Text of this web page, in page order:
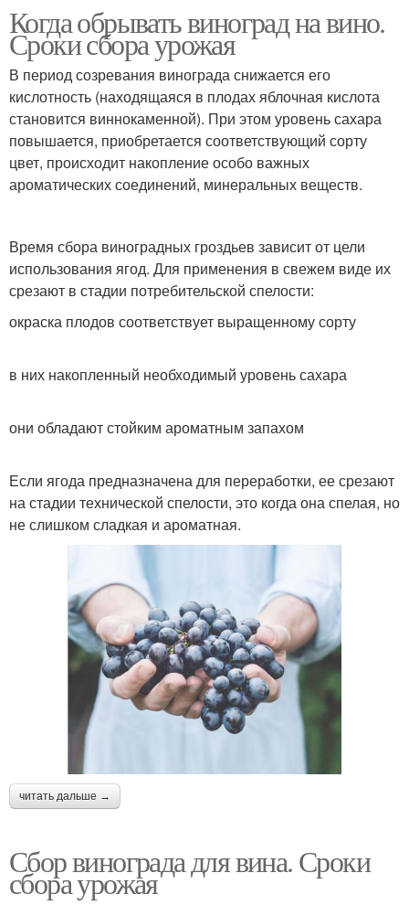
Когда обрывать виноград на вино.
Сроки сбора урожая
В период созревания винограда снижается его
кислотность (находящаяся в плодах яблочная кислота
становится виннокаменной). При этом уровень сахара
повышается, приобретается соответствующий сорту
цвет, происходит накопление особо важных
ароматических соединений, минеральных веществ.
Время сбора виноградных гроздьев зависит от цели
использования ягод. Для применения в свежем виде их
срезают в стадии потребительской спелости:
окраска плодов соответствует выращенному сорту
в них накопленный необходимый уровень сахара
они обладают стойким ароматным запахом
Если ягода предназначена для переработки, ее срезают
на стадии технической спелости, это когда она спелая, но
не слишком сладкая и ароматная.
читать дальше →
Сбор винограда для вина. Сроки
сбора урожая